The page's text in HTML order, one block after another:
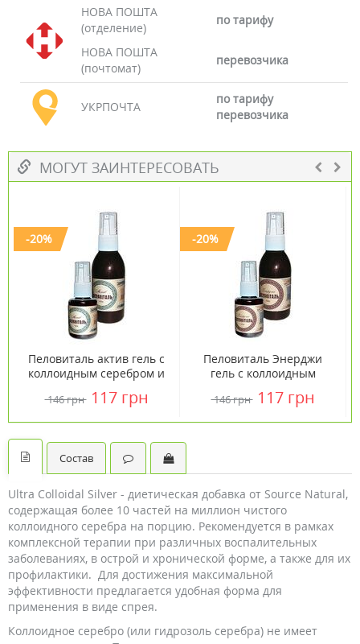
НОВА ПОШТА
(отделение)
по тарифу
НОВА ПОШТА
(почтомат)
перевозчика
УКРПОЧТА
по тарифу
перевозчика
МОГУТ ЗАИНТЕРЕСОВАТЬ
-20%
Пеловиталь актив гель с
коллоидным серебром и
30 мл
146 грн 117 грн
-20%
Пеловиталь Энерджи
гель с коллоидным
маслами спрей 30 мл
146 грн 117 грн
Состав
Ultra Colloidal Silver - диетическая добавка от Source Natural,
содержащая более 10 частей на миллион чистого
коллоидного серебра на порцию. Рекомендуется в рамках
комплексной терапии при различных воспалительных
заболеваниях, в острой и хронической форме, а также для их
профилактики. Для достижения максимальной
эффективности предлагается удобная форма для
применения в виде спрея.
Коллоидное серебро (или гидрозоль серебра) не имеет